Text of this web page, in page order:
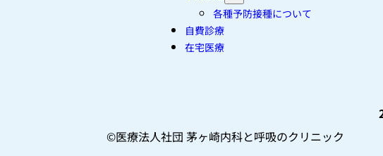
各種予防接種について
自費診療
在宅医療
©︎医療法人社団 茅ヶ崎内科と呼吸のクリニック